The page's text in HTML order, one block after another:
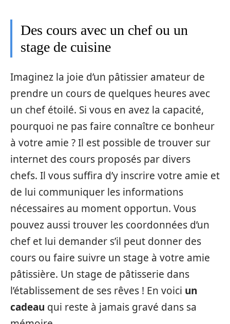
Des cours avec un chef ou un
stage de cuisine
Imaginez la joie d’un pâtissier amateur de
prendre un cours de quelques heures avec
un chef étoilé. Si vous en avez la capacité,
pourquoi ne pas faire connaître ce bonheur
à votre amie ? Il est possible de trouver sur
internet des cours proposés par divers
chefs. Il vous suffira d’y inscrire votre amie et
de lui communiquer les informations
nécessaires au moment opportun. Vous
pouvez aussi trouver les coordonnées d’un
chef et lui demander s’il peut donner des
cours ou faire suivre un stage à votre amie
pâtissière. Un stage de pâtisserie dans
l’établissement de ses rêves ! En voici un
cadeau qui reste à jamais gravé dans sa